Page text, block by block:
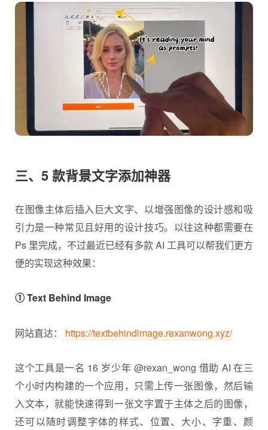
三、5 款背景文字添加神器
在图像主体后插入巨大文字、以增强图像的设计感和吸
引力是一种常见且好用的设计技巧。以往这种都需要在
Ps 里完成，不过最近已经有多款 AI 工具可以帮我们更方
便的实现这种效果：
① Text Behind Image
网站直达： https://textbehindimage.rexanwong.xyz/
这个工具是一名 16 岁少年 @rexan_wong 借助 AI 在三
个小时内构建的一个应用，只需上传一张图像，然后输
入文本，就能快速得到一张文字置于主体之后的图像，
还可以随时调整字体的样式、位置、大小、字重、颜